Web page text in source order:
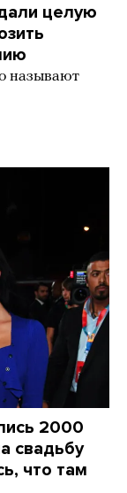
целую
называют
2000
свадьбу
что там